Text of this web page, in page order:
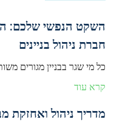
השקט הנפשי שלכם:
חברת ניהול בניינים
כל מי שגר בבניין מגורים
קרא עוד
מדריך ניהול ואחזקת